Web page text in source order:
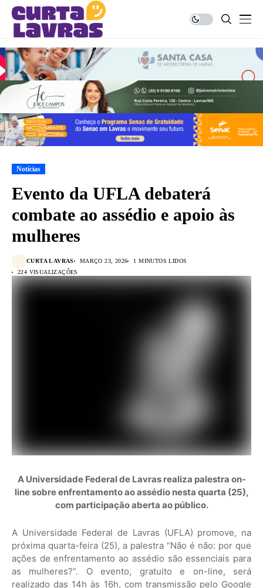
Notícias
Evento da UFLA debaterá
combate ao assédio e apoio às
mulheres
CURTA LAVRAS MARÇO 23, 2026
1 MINUTOS LIDOS
224 VISUALIZAÇÕES
A Universidade Federal de Lavrasrealiza palestra on-
line sobre enfrentamento ao assédio nesta quarta (25),
com participação aberta ao público.
A Universidade Federal de Lavras (UFLA) promove, na
próxima quarta-feira (25), a palestra “Não é não: por que
ações de enfrentamento ao assédio são essenciais para
as mulheres?”. O evento, gratuito e on-line, será
realizado das 14h às 16h, com transmissão pelo Google